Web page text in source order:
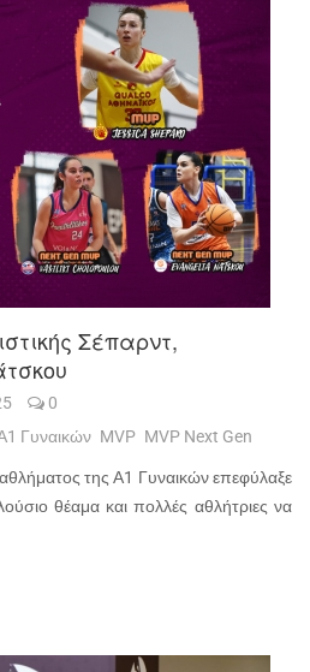
Σέπαρντ,
0
Γυναικών MVP MVP Next Gen
της Α1 Γυναικών επεφύλαξε
θέαμα και πολλές αθλήτριες να